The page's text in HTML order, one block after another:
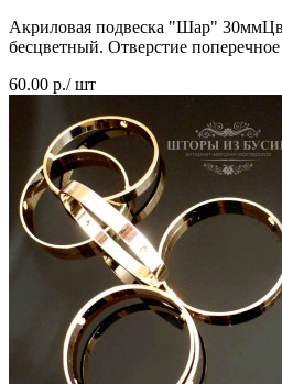
Акриловая подвеска "Шар"
бесцветный. Отверстие
60.00 р./ шт